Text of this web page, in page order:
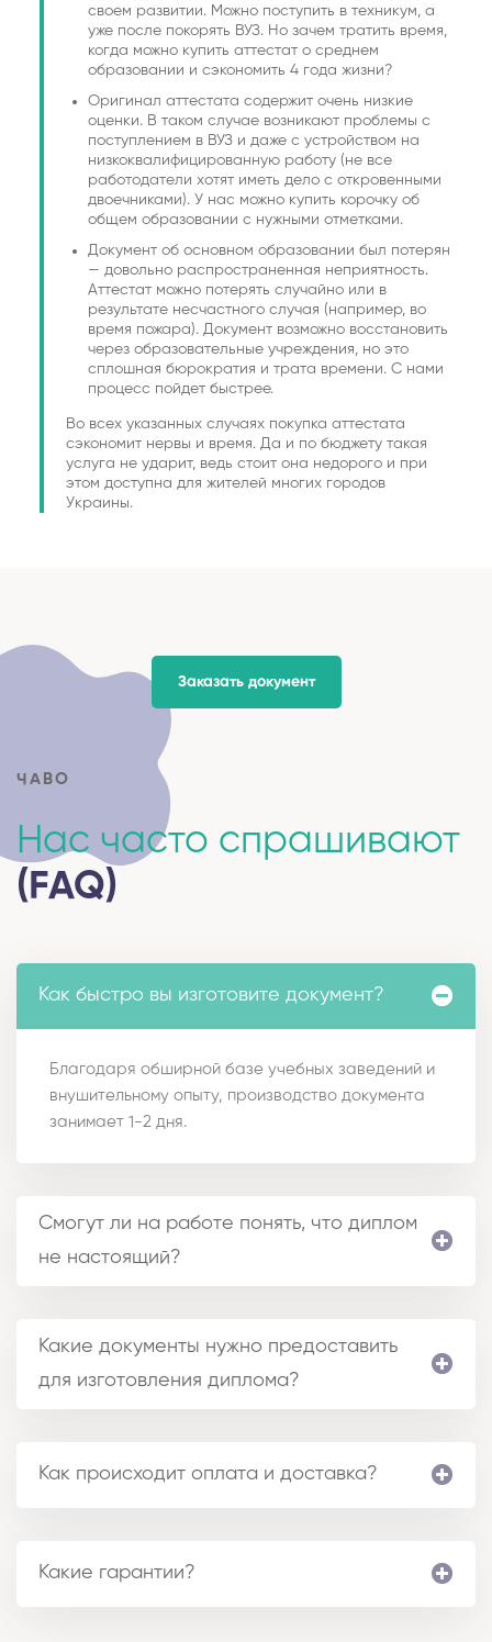
своем развитии. Можно поступить в техникум, а
уже после покорять ВУЗ. Но зачем тратить время,
когда можно купить аттестат о среднем
образовании и сэкономить 4 года жизни?
Оригинал аттестата содержит очень низкие
оценки. В таком случае возникают проблемы с
поступлением в ВУЗ и даже с устройством на
низкоквалифицированную работу (не все
работодатели хотят иметь дело с откровенными
двоечниками). У нас можно купить корочку об
общем образовании с нужными отметками.
Документ об основном образовании был потерян
— довольно распространенная неприятность.
Аттестат можно потерять случайно или в
результате несчастного случая (например, во
время пожара). Документ возможно восстановить
через образовательные учреждения, но это
сплошная бюрократия и трата времени. С нами
процесс пойдет быстрее.
Во всех указанных случаях покупка аттестата
сэкономит нервы и время. Да и по бюджету такая
услуга не ударит, ведь стоит она недорого и при
этом доступна для жителей многих городов
Украины.
Заказать документ
ЧАВО
Нас часто спрашивают
(FAQ)
Как быстро вы изготовите документ?
Благодаря обширной базе учебных заведений и
внушительному опыту, производство документа
занимает 1-2 дня.
Смогут ли на работе понять, что диплом
не настоящий?
Какие документы нужно предоставить
для изготовления диплома?
Как происходит оплата и доставка?
Какие гарантии?